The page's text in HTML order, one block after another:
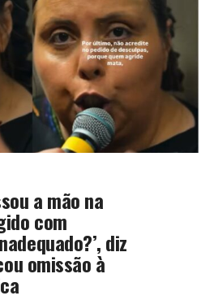
a mão na
com
diz
omissão à